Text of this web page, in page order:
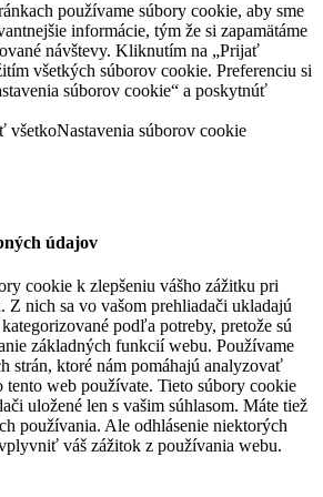
používame súbory cookie, aby sme
informácie, tým že si zapamätáme
návštevy. Kliknutím na „Prijať
všetkých súborov cookie. Preferenciu si
súborov cookie“ a poskytnúť
všetkoNastavenia súborov cookie
údajov
cookie k zlepšeniu vášho zážitku pri
Z nich sa vo vašom prehliadači ukladajú
podľa potreby, pretože sú
základných funkcií webu. Používame
strán, ktoré nám pomáhajú analyzovať
web používate. Tieto súbory cookie
uložené len s vašim súhlasom. Máte tiež
používania. Ale odhlásenie niektorých
váš zážitok z používania webu.